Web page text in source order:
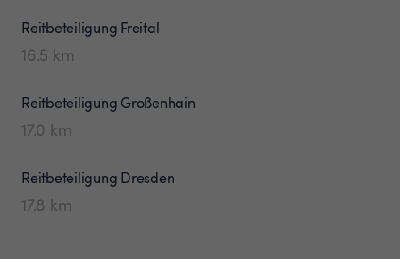
Reitbeteiligung Freital
16.5 km
Reitbeteiligung Großenhain
17.0 km
Reitbeteiligung Dresden
17.8 km